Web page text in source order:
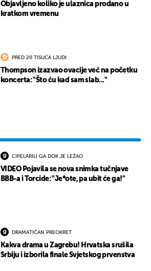
Objavljeno koliko je ulaznica prodano u
kratkom vremenu
PRED 20 TISUĆA LJUDI
Thompson izazvao ovacije već na početku
koncerta: "Što ću kad sam slab..."
CIPELARILI GA DOK JE LEŽAO
VIDEO Pojavila se nova snimka tučnjave
BBB-a i Torcide: "Je*ote, pa ubit će ga!"
DRAMATIČAN PREOKRET
Kakva drama u Zagrebu! Hrvatska srušila
Srbiju i izborila finale Svjetskog prvenstva